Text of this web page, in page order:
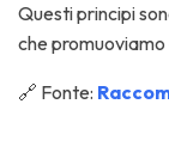
Questi principi
che promuoviamo
🔗 Fonte: